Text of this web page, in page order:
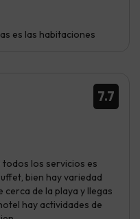
es las habitaciones
7.7
los servicios es
bien hay variedad
de la playa y llegas
hay actividades de